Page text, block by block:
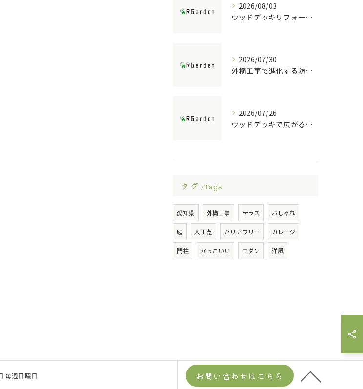
2026/08/03
ウッドデッキリフォームの重要ポイント解説
2026/07/30
外構工事で進化する防犯ポストの技術
2026/07/26
ウッドデッキで広がる庭の快適空間活用法
タグ Tags
愛知県 外構工事 テラス おしゃれ
庭 人工芝 バリアフリー ガレージ
門柱 かっこいい モダン 洋風
毎週日曜日 お問い合わせはこちら